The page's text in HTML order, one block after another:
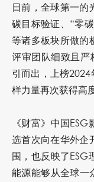
日前，全球第一的
碳目标验证、“零
等诸多板块所做的
评审团队细致且严
引而出，上榜
样力量再次获得高
《财富》中国
选首次向在华外企
围，也反映了ESG
能源能够从全球一